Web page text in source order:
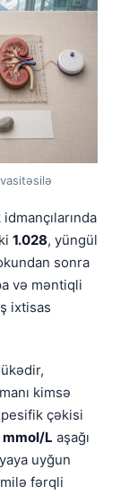
1.028, yüngül
sonra
və məntiqli
ixtisas
kimsə
çəkisi
mmol/L aşağı
uyğun
fərqli